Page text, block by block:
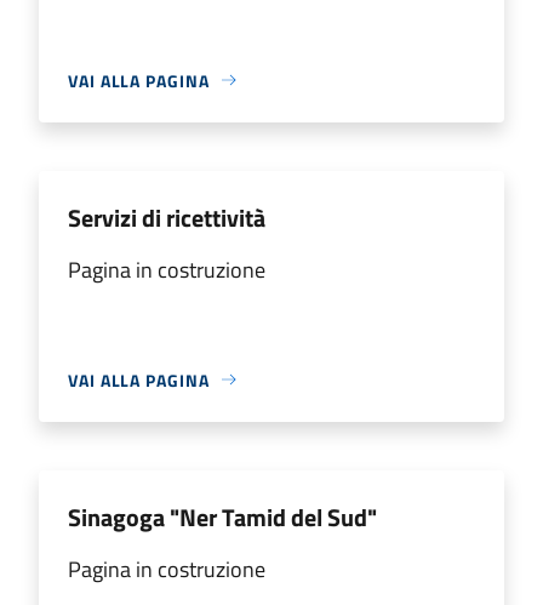
VAI ALLA PAGINA
Servizi di ricettività
Pagina in costruzione
VAI ALLA PAGINA
Sinagoga "Ner Tamid del Sud"
Pagina in costruzione